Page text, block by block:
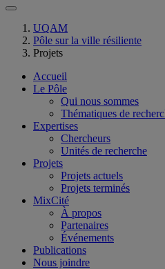
UQAM
Pôle sur la ville résiliente
Projets
Accueil
Le Pôle
Qui nous sommes
Thématiques de
Expertises
Chercheurs
Unités de recherche
Projets
Projets actuels
Projets terminés
MixCité
À propos
Partenaires
Événements
Publications
Nous joindre